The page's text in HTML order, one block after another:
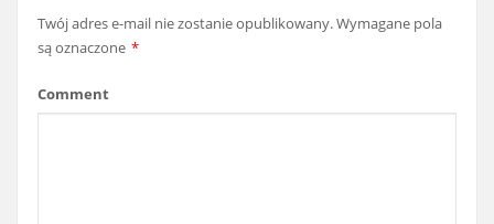
Twój adres e-mail nie zostanie opublikowany.Wymagane pola
są oznaczone *
Comment